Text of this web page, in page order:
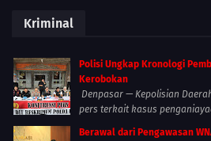
Kriminal
Polisi Ungkap Kronologi
Kerobokan
Denpasar — Kepolisian
pers terkait kasus
Berawal dari Pengawasan